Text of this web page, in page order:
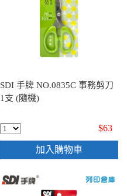
SDI 手牌 NO.0835C 事務剪刀
1支 (隨機)
$63
加入購物車